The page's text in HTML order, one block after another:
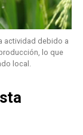
actividad debido a
lo que
local.